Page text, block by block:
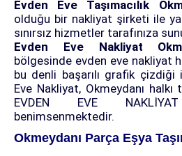
Evden Eve Taşımacılık
olduğu bir nakliyat şirketi ile
sınırsız hizmetler tarafınıza
Evden Eve Nakliyat
bölgesinde evden eve nakliyat
bu denli başarılı grafik çizdiği
Eve Nakliyat, Okmeydanı halkı
EVDEN EVE
benimsenmektedir.
Okmeydanı Parça Eşya